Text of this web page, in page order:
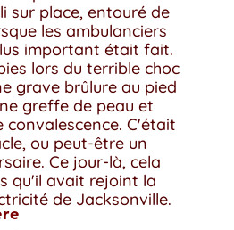
sur place, entouré de
les ambulanciers
important était fait.
lors du terrible choc
grave brûlure au pied
greffe de peau et
convalescence. C'était
ou peut-être un
Ce jour-là, cela
qu'il avait rejoint la
de Jacksonville.